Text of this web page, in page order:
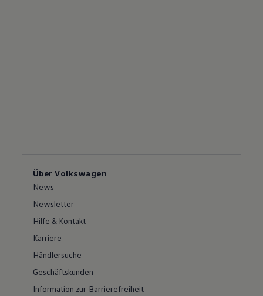
Über Volkswagen
News
Newsletter
Hilfe & Kontakt
Karriere
Händlersuche
Geschäftskunden
Information zur Barrierefreiheit